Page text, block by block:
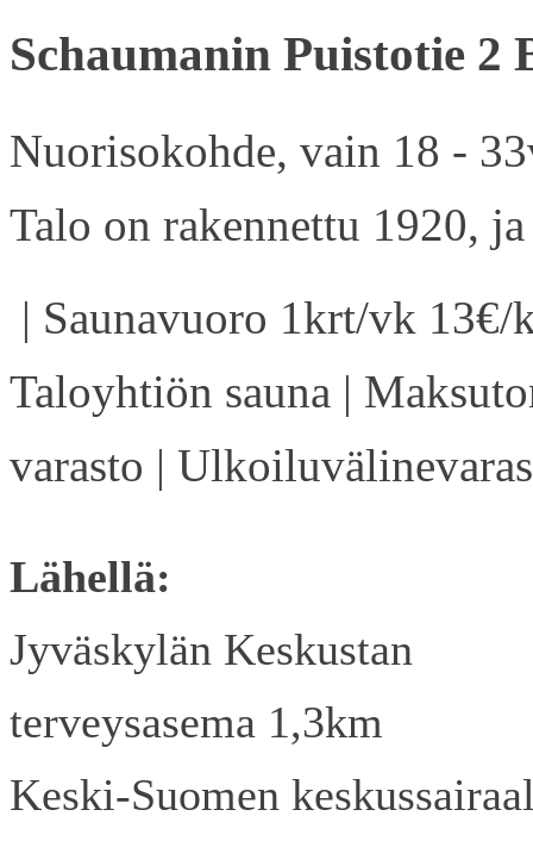
Schaumanin Puistotie 2
Nuorisokohde, vain 18 -
Talo on rakennettu 1920,
| Saunavuoro 1krt/vk
Taloyhtiön sauna |
varasto |
Lähellä:
Jyväskylän Keskustan
terveysasema 1,3km
Keski-Suomen